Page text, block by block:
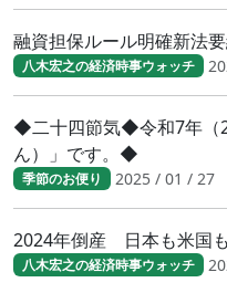
融資担保ルール明確新法
八木宏之の経済時事ウォッチ
◆二十四節気◆令和7年（
ん）」です。◆
季節のお便り 2025 / 01 / 27
2024年倒産 日本も米国
八木宏之の経済時事ウォッチ